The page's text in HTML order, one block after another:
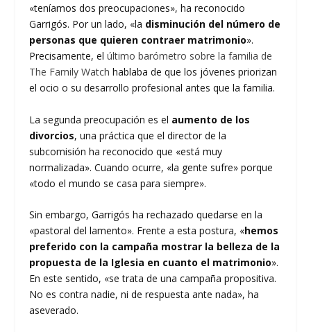
«teníamos dos preocupaciones», ha reconocido
Garrigós. Por un lado, «la disminución del número de
personas que quieren contraer matrimonio».
Precisamente, elúltimo barómetro sobre la familia de
The Family Watch hablaba de que los jóvenes priorizan
el ocio o su desarrollo profesional antes que la familia.
La segunda preocupación es el aumento de los
divorcios, una práctica que el director de la
subcomisión ha reconocido que «está muy
normalizada». Cuando ocurre, «la gente sufre» porque
«todo el mundo se casa para siempre».
Sin embargo, Garrigós ha rechazado quedarse en la
«pastoral del lamento». Frente a esta postura, «hemos
preferido con la campaña mostrar la belleza de la
propuesta de la Iglesia en cuanto el matrimonio».
En este sentido, «se trata de una campaña propositiva.
No es contra nadie, ni de respuesta ante nada», ha
aseverado.